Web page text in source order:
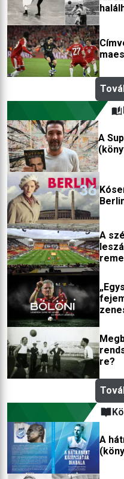
A
A
re?
A